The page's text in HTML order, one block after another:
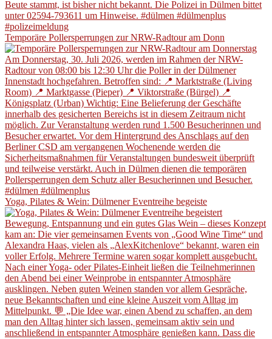
Temporäre Pollersperrungen zur NRW-Radtour am Donn
Yoga, Pilates & Wein: Dülmener Eventreihe begeiste